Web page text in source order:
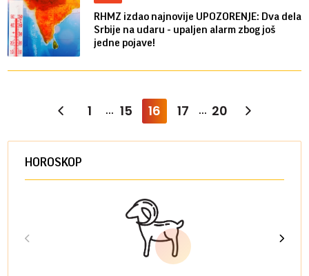
RHMZ izdao najnovije UPOZORENJE: Dva dela
Srbije na udaru - upaljen alarm zbog još
jedne pojave!
1 ... 15 16 17 ... 20
HOROSKOP